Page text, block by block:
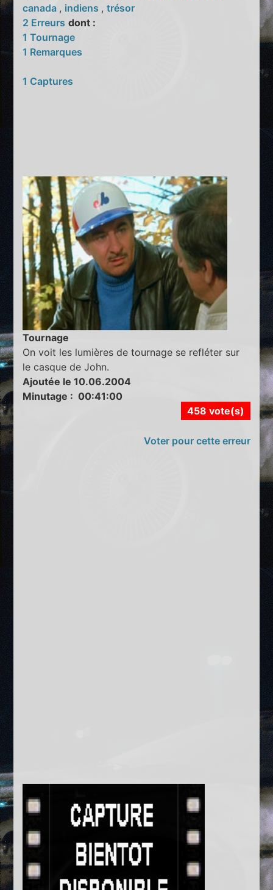
canada , indiens ,trésor
2 Erreurs dont :
1 Tournage
1 Remarques
1 Captures
Tournage
On voit les lumières de tournage se refléter sur
le casque de John.
Ajoutée le 10.06.2004
Minutage : 00:41:00
458 vote(s)
Voter pour cette erreur